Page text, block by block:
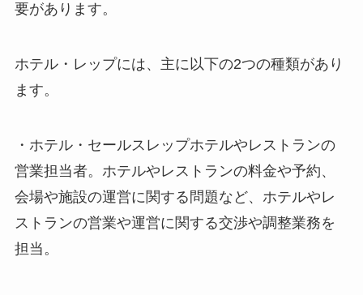
要があります。
ホテル・レップには、主に以下の2つの種類があり
ます。
・ ホテル・セールスレップホテルやレストランの
営業担当者。ホテルやレストランの料金や予約、
会場や施設の運営に関する問題など、ホテルやレ
ストランの営業や運営に関する交渉や調整業務を
担当。